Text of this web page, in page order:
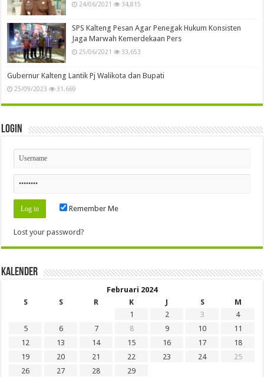
24/06/2021 34,815
SPS Kalteng Pesan Agar Penegak Hukum Konsisten
Jaga Marwah Kemerdekaan Pers
25/06/2021 33,653
Gubernur Kalteng Lantik Pj Walikota dan Bupati
25/09/2023 31,669
Login
Remember Me
Lost your password?
Kalender
Februari 2024
S
S R K J S
M
1
2 3
4
5
6 7 8 9 10
11
12
13 14 15 16 17
18
19
20 21 22 23 24
25
26
27 28
29